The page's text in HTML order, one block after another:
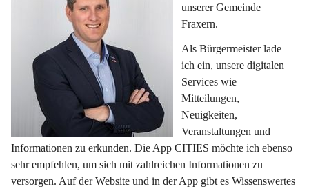
unserer Gemeinde
Fraxern.
Als Bürgermeister lade
ich ein, unsere digitalen
Services wie
Mitteilungen,
Neuigkeiten,
Veranstaltungen und
Informationen zu erkunden. Die App CITIES möchte ich ebenso
sehr empfehlen, um sich mit zahlreichen Informationen zu
versorgen. Auf der Website und in der App gibt es Wissenswertes